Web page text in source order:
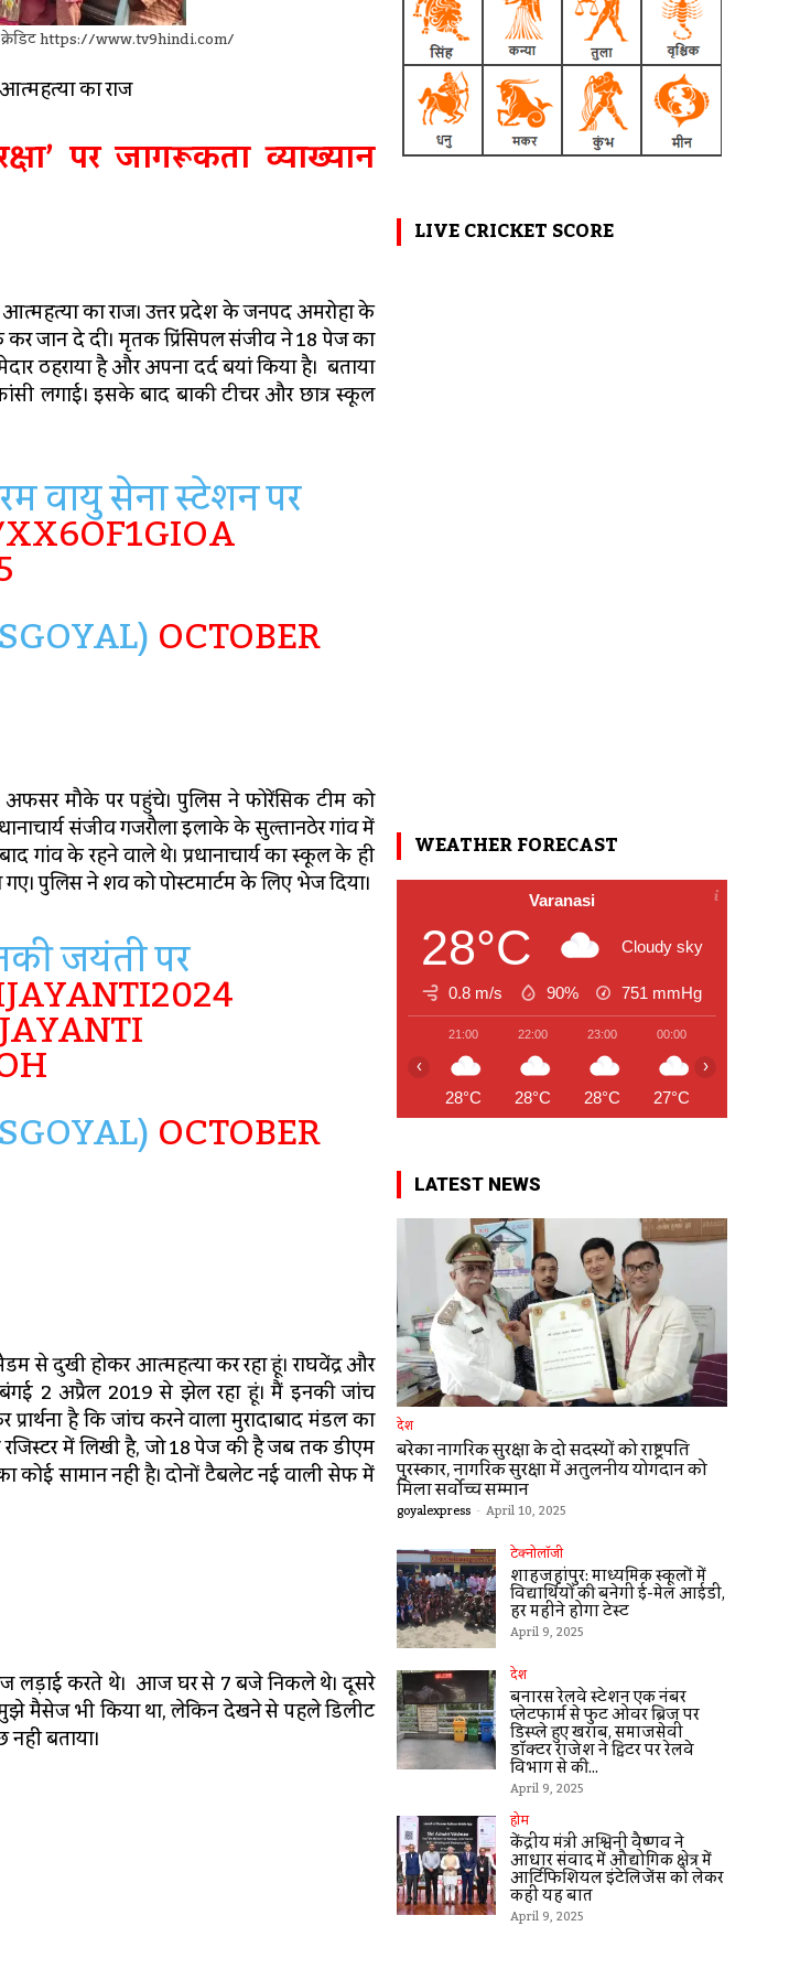
क्रेडिट https://www.tv9hindi.com/
का राज
पर जागरूकता व्याख्यान
का राज। उत्तर प्रदेश के जनपद अमरोहा के
कर जान दे दी। मृतक प्रिंसिपल संजीव ने 18 पेज का
ठहराया है और अपना दर्द बयां किया है। बताया
लगाई। इसके बाद बाकी टीचर और छात्र स्कूल
वायु सेना स्टेशन पर
OCTOBER
मौके पर पहुंचे। पुलिस ने फोरेंसिक टीम को
संजीव गजरौला इलाके के सुल्तानठेर गांव में
गांव के रहने वाले थे। प्रधानाचार्य का स्कूल के ही
पुलिस ने शव को पोस्टमार्टम के लिए भेज दिया।
जयंती पर
OCTOBER
से दुखी होकर आत्महत्या कर रहा हूं। राघवेंद्र और
2 अप्रैल 2019 से झेल रहा हूं। मैं इनकी जांच
है कि जांच करने वाला मुरादाबाद मंडल का
रजिस्टर में लिखी है, जो 18 पेज की है जब तक डीएम
सामान नहीं है। दोनों टैबलेट नई वाली सेफ में
लड़ाई करते थे। आज घर से 7 बजे निकले थे। दूसरे
मुझे मैसेज भी किया था, लेकिन देखने से पहले डिलीट
बताया।
LIVE CRICKET SCORE
WEATHER FORECAST
Varanasi
28°C Cloudy sky
0.8 m/s 90% 751 mmHg
21:00
28°C
22:00
28°C
23:00
28°C
00:00
27°C
‹ ›
LATEST NEWS
देश
बरेका नागरिक सुरक्षा के दो सदस्यों को राष्ट्रपति
पुरस्कार, नागरिक सुरक्षा में अतुलनीय योगदान को
मिला सर्वोच्च सम्मान
goyalexpress - April 10, 2025
टेक्नोलॉजी
शाहजहांपुर: माध्यमिक स्कूलाें में
विद्यार्थियों की बनेगी ई-मेल आईडी,
हर महीने होगा टेस्ट
April 9, 2025
देश
बनारस रेलवे स्टेशन एक नंबर
प्लेटफार्म से फुट ओवर ब्रिज पर
डिस्प्ले हुए खराब, समाजसेवी
डॉक्टर राजेश ने ट्विटर पर रेलवे
विभाग से की...
April 9, 2025
होम
केंद्रीय मंत्री अश्विनी वैष्णव ने
आधार संवाद में औद्योगिक क्षेत्र में
आर्टिफिशियल इंटेलिजेंस को लेकर
कहीं यह बात
April 9, 2025